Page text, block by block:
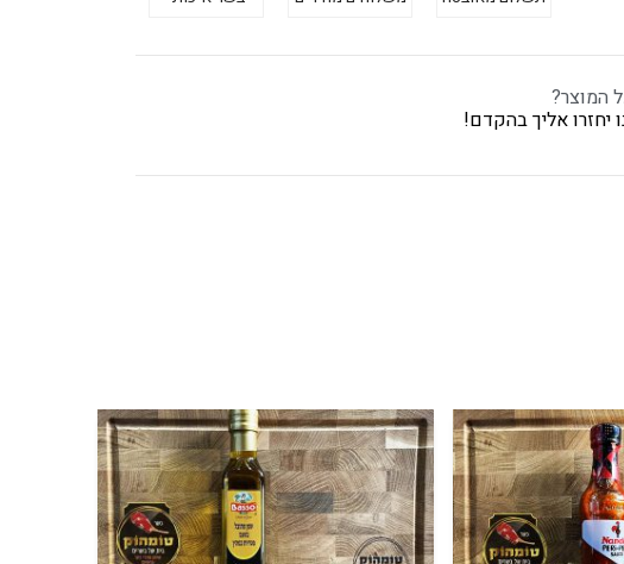
המוצר?
יחזרו אליך בהקדם!